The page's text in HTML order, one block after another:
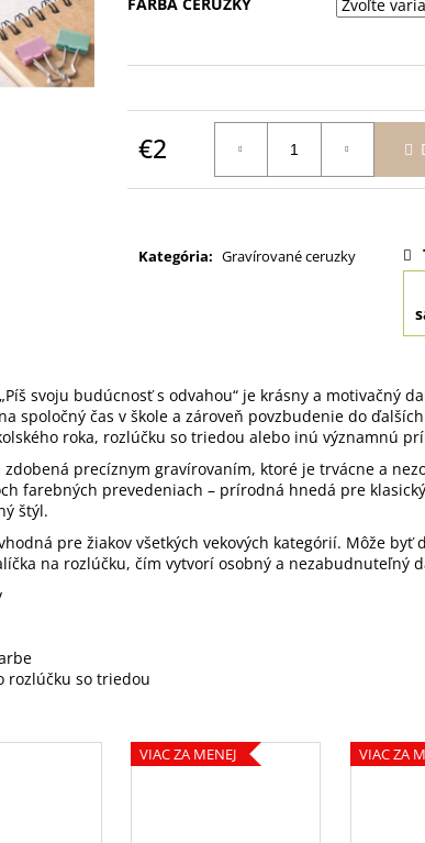
€2
Jednotková
cena:
Kategória: Gravírované ceruzky
svoju budúcnosť s odvahou“ je krásny a motivačný
spoločný čas v škole a zároveň povzbudenie do
roka, rozlúčku so triedou alebo inú významnú
precíznym gravírovaním, ktoré je trvácne a
farebných prevedeniach – prírodná hnedá pre
štýl.
pre žiakov všetkých vekových kategórií. Môže byť
na rozlúčku, čím vytvorí osobný a nezabudnuteľný
rozlúčku so triedou
VIAC ZA MENEJ VIAC ZA
POHÁR NA ŠAMPANSKÉ - BALLET 310
ML S VLASTNÝM GRAVÍROVANÍM
€10